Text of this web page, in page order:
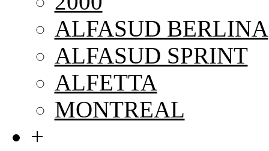
ALFASUD BERLINA
ALFASUD SPRINT
ALFETTA
MONTREAL
+